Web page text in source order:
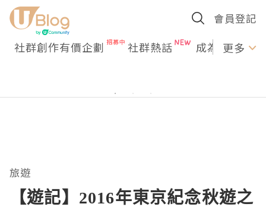
會員登記
社群創作有價企劃 社群熱話 成為U更多
旅遊
【遊記】2016年東京紀念秋遊之